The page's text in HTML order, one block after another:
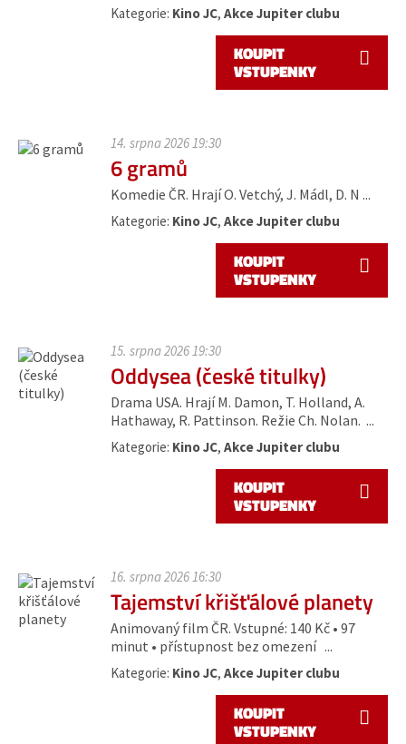
Kategorie: Kino JC, Akce Jupiter clubu
KOUPIT
VSTUPENKY
14. srpna 2026 19:30
6 gramů
Komedie ČR. Hrají O. Vetchý, J. Mádl, D. N ...
Kategorie: Kino JC, Akce Jupiter clubu
KOUPIT
VSTUPENKY
15. srpna 2026 19:30
Oddysea (české titulky)
Drama USA. Hrají M. Damon, T. Holland, A.
Hathaway, R. Pattinson. Režie Ch. Nolan. ...
Kategorie: Kino JC, Akce Jupiter clubu
KOUPIT
VSTUPENKY
16. srpna 2026 16:30
Tajemství křišťálové planety
Animovaný film ČR. Vstupné: 140 Kč • 97
minut • přístupnost bez omezení ...
Kategorie: Kino JC, Akce Jupiter clubu
KOUPIT
VSTUPENKY